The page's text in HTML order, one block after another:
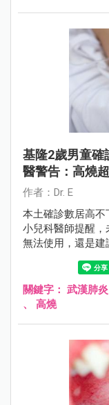
基隆2歲男童
醫警告：高燒
作者：Dr. E
本土確診數居高不
小兒科醫師提醒
無法使用，還是建
參與不必要的社
關鍵字： 武漢肺炎
、 高燒